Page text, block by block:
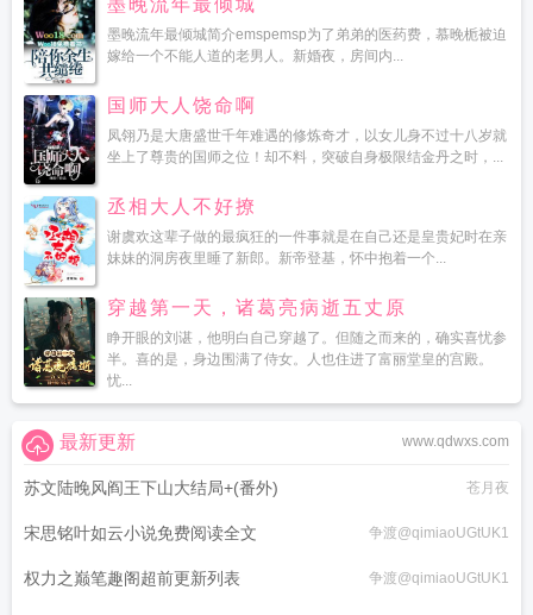
墨晚流年最倾城
墨晚流年最倾城简介emspemsp为了弟弟的医药费，慕晚栀被迫
嫁给一个不能人道的老男人。新婚夜，房间内...
国师大人饶命啊
凤翎乃是大唐盛世千年难遇的修炼奇才，以女儿身不过十八岁就
坐上了尊贵的国师之位！却不料，突破自身极限结金丹之时，...
丞相大人不好撩
谢虞欢这辈子做的最疯狂的一件事就是在自己还是皇贵妃时在亲
妹妹的洞房夜里睡了新郎。新帝登基，怀中抱着一个...
穿越第一天，诸葛亮病逝五丈原
睁开眼的刘谌，他明白自己穿越了。但随之而来的，确实喜忧参
半。喜的是，身边围满了侍女。人也住进了富丽堂皇的宫殿。
忧...
www.qdwxs.com
最新更新
苏文陆晚风阎王下山大结局+(番外) 苍月夜
宋思铭叶如云小说免费阅读全文 争渡@qimiaoUGtUK1
权力之巅笔趣阁超前更新列表 争渡@qimiaoUGtUK1